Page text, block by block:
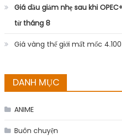
Giá dầu giảm nhẹ sau khi
từ tháng 8
Giá vàng thế giới mất mốc
DANH MỤC
ANIME
Buôn chuyện